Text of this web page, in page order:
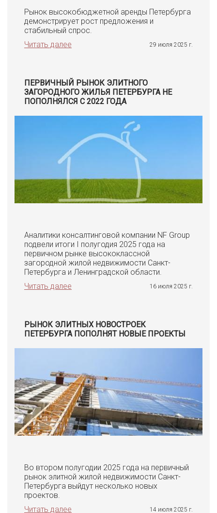
Рынок высокобюджетной аренды Петербурга
демонстрирует рост предложения и
стабильный спрос.
Читать далее
29 июля 2025 г.
ПЕРВИЧНЫЙ РЫНОК ЭЛИТНОГО
ЗАГОРОДНОГО ЖИЛЬЯ ПЕТЕРБУРГА НЕ
ПОПОЛНЯЛСЯ С 2022 ГОДА
Аналитики консалтинговой компании NF Group
подвели итоги I полугодия 2025 года на
первичном рынке высококлассной
загородной жилой недвижимости Санкт-
Петербурга и Ленинградской области.
Читать далее
16 июля 2025 г.
РЫНОК ЭЛИТНЫХ НОВОСТРОЕК
ПЕТЕРБУРГА ПОПОЛНЯТ НОВЫЕ ПРОЕКТЫ
Во втором полугодии 2025 года на первичный
рынок элитной жилой недвижимости Санкт-
Петербурга выйдут несколько новых
проектов.
Читать далее
14 июля 2025 г.